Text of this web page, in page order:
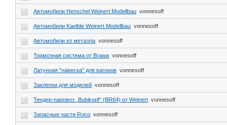
Автомобили Henschel Weinert Modellbau vonnesoff
Автомобили Kaelble Weinert Modellbau vonnesoff
Автомобили из металла vonnesoff
Тормозная система от Brawa vonnesoff
Латунная "навеска" для вагонов vonnesoff
Заклепки для моделей vonnesoff
Тендер-паровоз „Bubikopf“ (BR64) от Weinert vonnesoff
Запасные части Roco vonnesoff